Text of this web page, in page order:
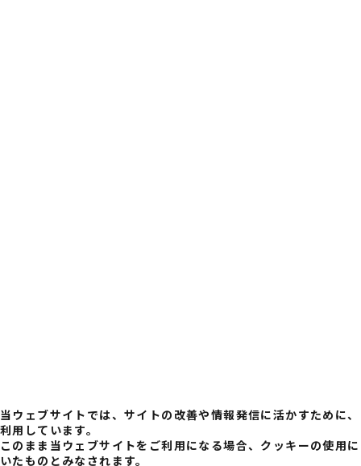
当ウェブサイトでは、サイトの改善や情報発信に活かすために
利用しています。
このまま当ウェブサイトをご利用になる場合、クッキーの使用
いたものとみなされます。